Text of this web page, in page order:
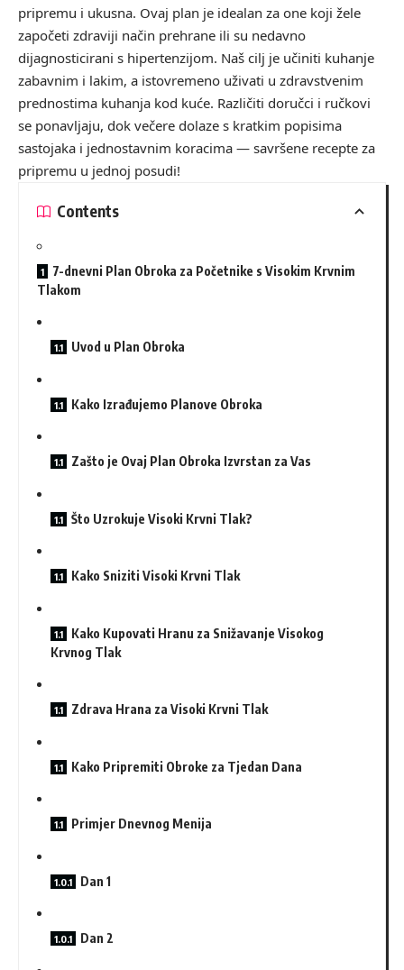
pripremu i ukusna. Ovaj plan je idealan za one koji žele
započeti zdraviji način prehrane ili su nedavno
dijagnosticirani s hipertenzijom. Naš cilj je učiniti kuhanje
zabavnim i lakim, a istovremeno uživati u zdravstvenim
prednostima kuhanja kod kuće. Različiti doručci i ručkovi
se ponavljaju, dok večere dolaze s kratkim popisima
sastojaka i jednostavnim koracima — savršene recepte za
pripremu u jednoj posudi!
Contents
7-dnevni Plan Obroka za Početnike s Visokim Krvnim
Tlakom
Uvod u Plan Obroka
Kako Izrađujemo Planove Obroka
Zašto je Ovaj Plan Obroka Izvrstan za Vas
Što Uzrokuje Visoki Krvni Tlak?
Kako Sniziti Visoki Krvni Tlak
Kako Kupovati Hranu za Snižavanje Visokog
Krvnog Tlak
Zdrava Hrana za Visoki Krvni Tlak
Kako Pripremiti Obroke za Tjedan Dana
Primjer Dnevnog Menija
Dan 1
Dan 2